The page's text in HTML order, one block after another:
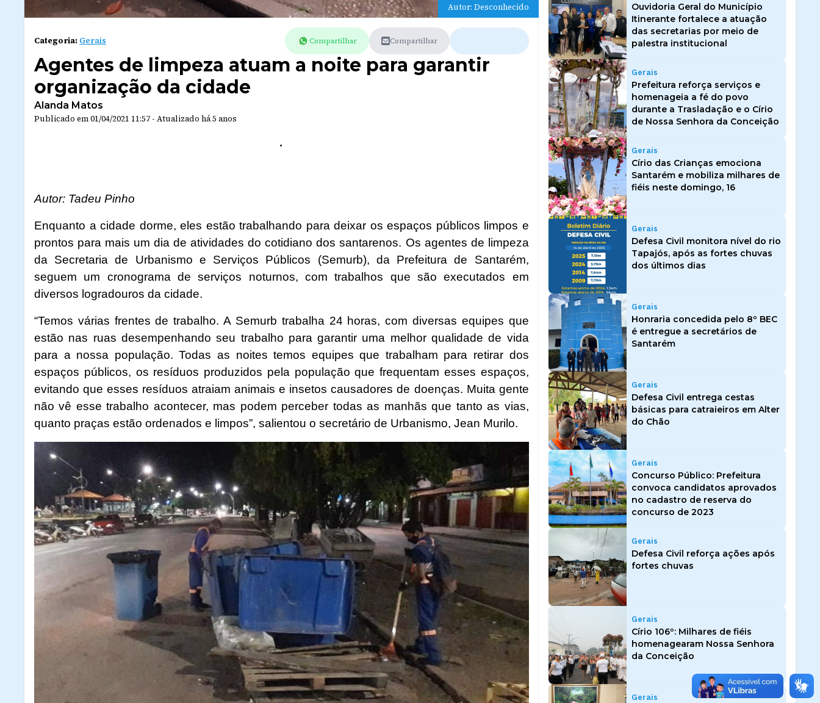
Autor: Desconhecido
Categoria: Gerais Compartilhar Compartilhar
Agentes de limpeza atuam a noite para garantir
organização da cidade
Alanda Matos
Publicado em01/04/2021 11:57 - Atualizado há 5 anos
.
Autor: Tadeu Pinho
Enquanto a cidade dorme, eles estão trabalhando para deixar os espaços públicos limpos e
prontos para mais um dia de atividades do cotidiano dos santarenos. Os agentes de limpeza
da Secretaria de Urbanismo e Serviços Públicos (Semurb), da Prefeitura de Santarém,
seguem um cronograma de serviços noturnos, com trabalhos que são executados em
diversos logradouros da cidade.
“Temos várias frentes de trabalho. A Semurb trabalha 24 horas, com diversas equipes que
estão nas ruas desempenhando seu trabalho para garantir uma melhor qualidade de vida
para a nossa população. Todas as noites temos equipes que trabalham para retirar dos
espaços públicos, os resíduos produzidos pela população que frequentam esses espaços,
evitando que esses resíduos atraiam animais e insetos causadores de doenças. Muita gente
não vê esse trabalho acontecer, mas podem perceber todas as manhãs que tanto as vias,
quanto praças estão ordenados e limpos”, salientou o secretário de Urbanismo, Jean Murilo.
Ouvidoria Geral do Município
Itinerante fortalece a atuação
das secretarias por meio de
palestra institucional
Gerais
Prefeitura reforça serviços e
homenageia a fé do povo
durante a Trasladação e o Círio
de Nossa Senhora da Conceição
Gerais
Círio das Crianças emociona
Santarém e mobiliza milhares de
fiéis neste domingo, 16
Gerais
Defesa Civil monitora nível do rio
Tapajós, após as fortes chuvas
dos últimos dias
Gerais
Honraria concedida pelo 8º BEC
é entregue a secretários de
Santarém
Gerais
Defesa Civil entrega cestas
básicas para catraieiros em Alter
do Chão
Gerais
Concurso Público: Prefeitura
convoca candidatos aprovados
no cadastro de reserva do
concurso de 2023
Gerais
Defesa Civil reforça ações após
fortes chuvas
Gerais
Círio 106º: Milhares de fiéis
homenagearam Nossa Senhora
da Conceição
Gerais